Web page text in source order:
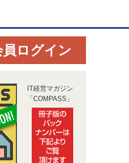
員ログイン
IT経営マガジン
「COMPASS」